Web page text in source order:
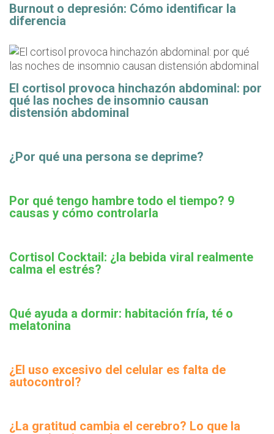
Burnout o depresión: Cómo identificar la
diferencia
El cortisol provoca hinchazón abdominal: por
qué las noches de insomnio causan
distensión abdominal
¿Por qué una persona se deprime?
Por qué tengo hambre todo el tiempo? 9
causas y cómo controlarla
Cortisol Cocktail: ¿la bebida viral realmente
calma el estrés?
Qué ayuda a dormir: habitación fría, té o
melatonina
¿El uso excesivo del celular es falta de
autocontrol?
¿La gratitud cambia el cerebro? Lo que la